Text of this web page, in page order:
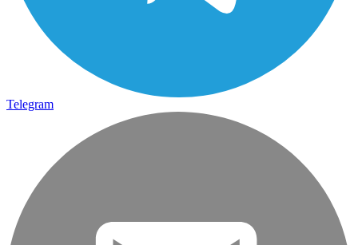
Telegram